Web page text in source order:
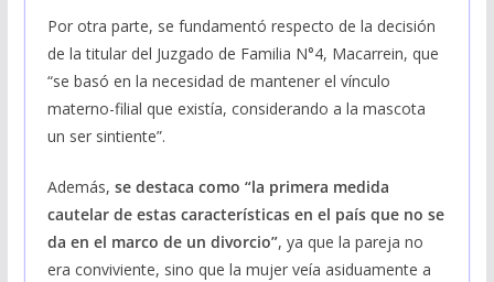
Por otra parte, se fundamentó respecto de la decisión
de la titular del Juzgado de Familia N°4, Macarrein, que
“se basó en la necesidad de mantener el vínculo
materno-filial que existía, considerando a la mascota
un ser sintiente”.
Además, se destaca como “la primera medida
cautelar de estas características en el país que no se
da en el marco de un divorcio”, ya que la pareja no
era conviviente, sino que la mujer veía asiduamente a